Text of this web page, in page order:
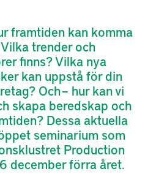
framtiden kan komma
trender och
finns? Vilka nya
kan uppstå för din
Och – hur kan vi
skapa beredskap och
Dessa aktuella
seminarium som
Production
december förra året.